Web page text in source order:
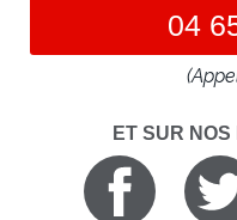
04
ET SUR